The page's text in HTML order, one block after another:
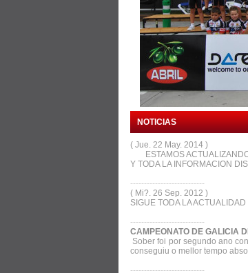
NOTICIAS
( Jue. 22 May. 2014 )
ESTAMOS ACTUALIZANDO
Y TODA LA INFORMACION
---------------------------
( Mi?. 26 Sep. 2012 )
SIGUE TODA LA
---------------------------
CAMPEONATO DE GALICIA
Sober foi por segundo ano
conseguiu o mellor tempo
---------------------------